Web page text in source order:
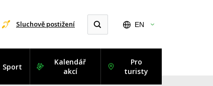
Sluchově postižení EN
Sport
Kalendář
akcí
Pro
turisty